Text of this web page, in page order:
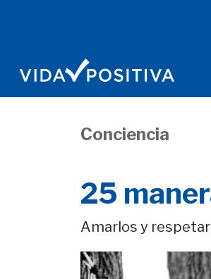
Conciencia
25
Amarlos y